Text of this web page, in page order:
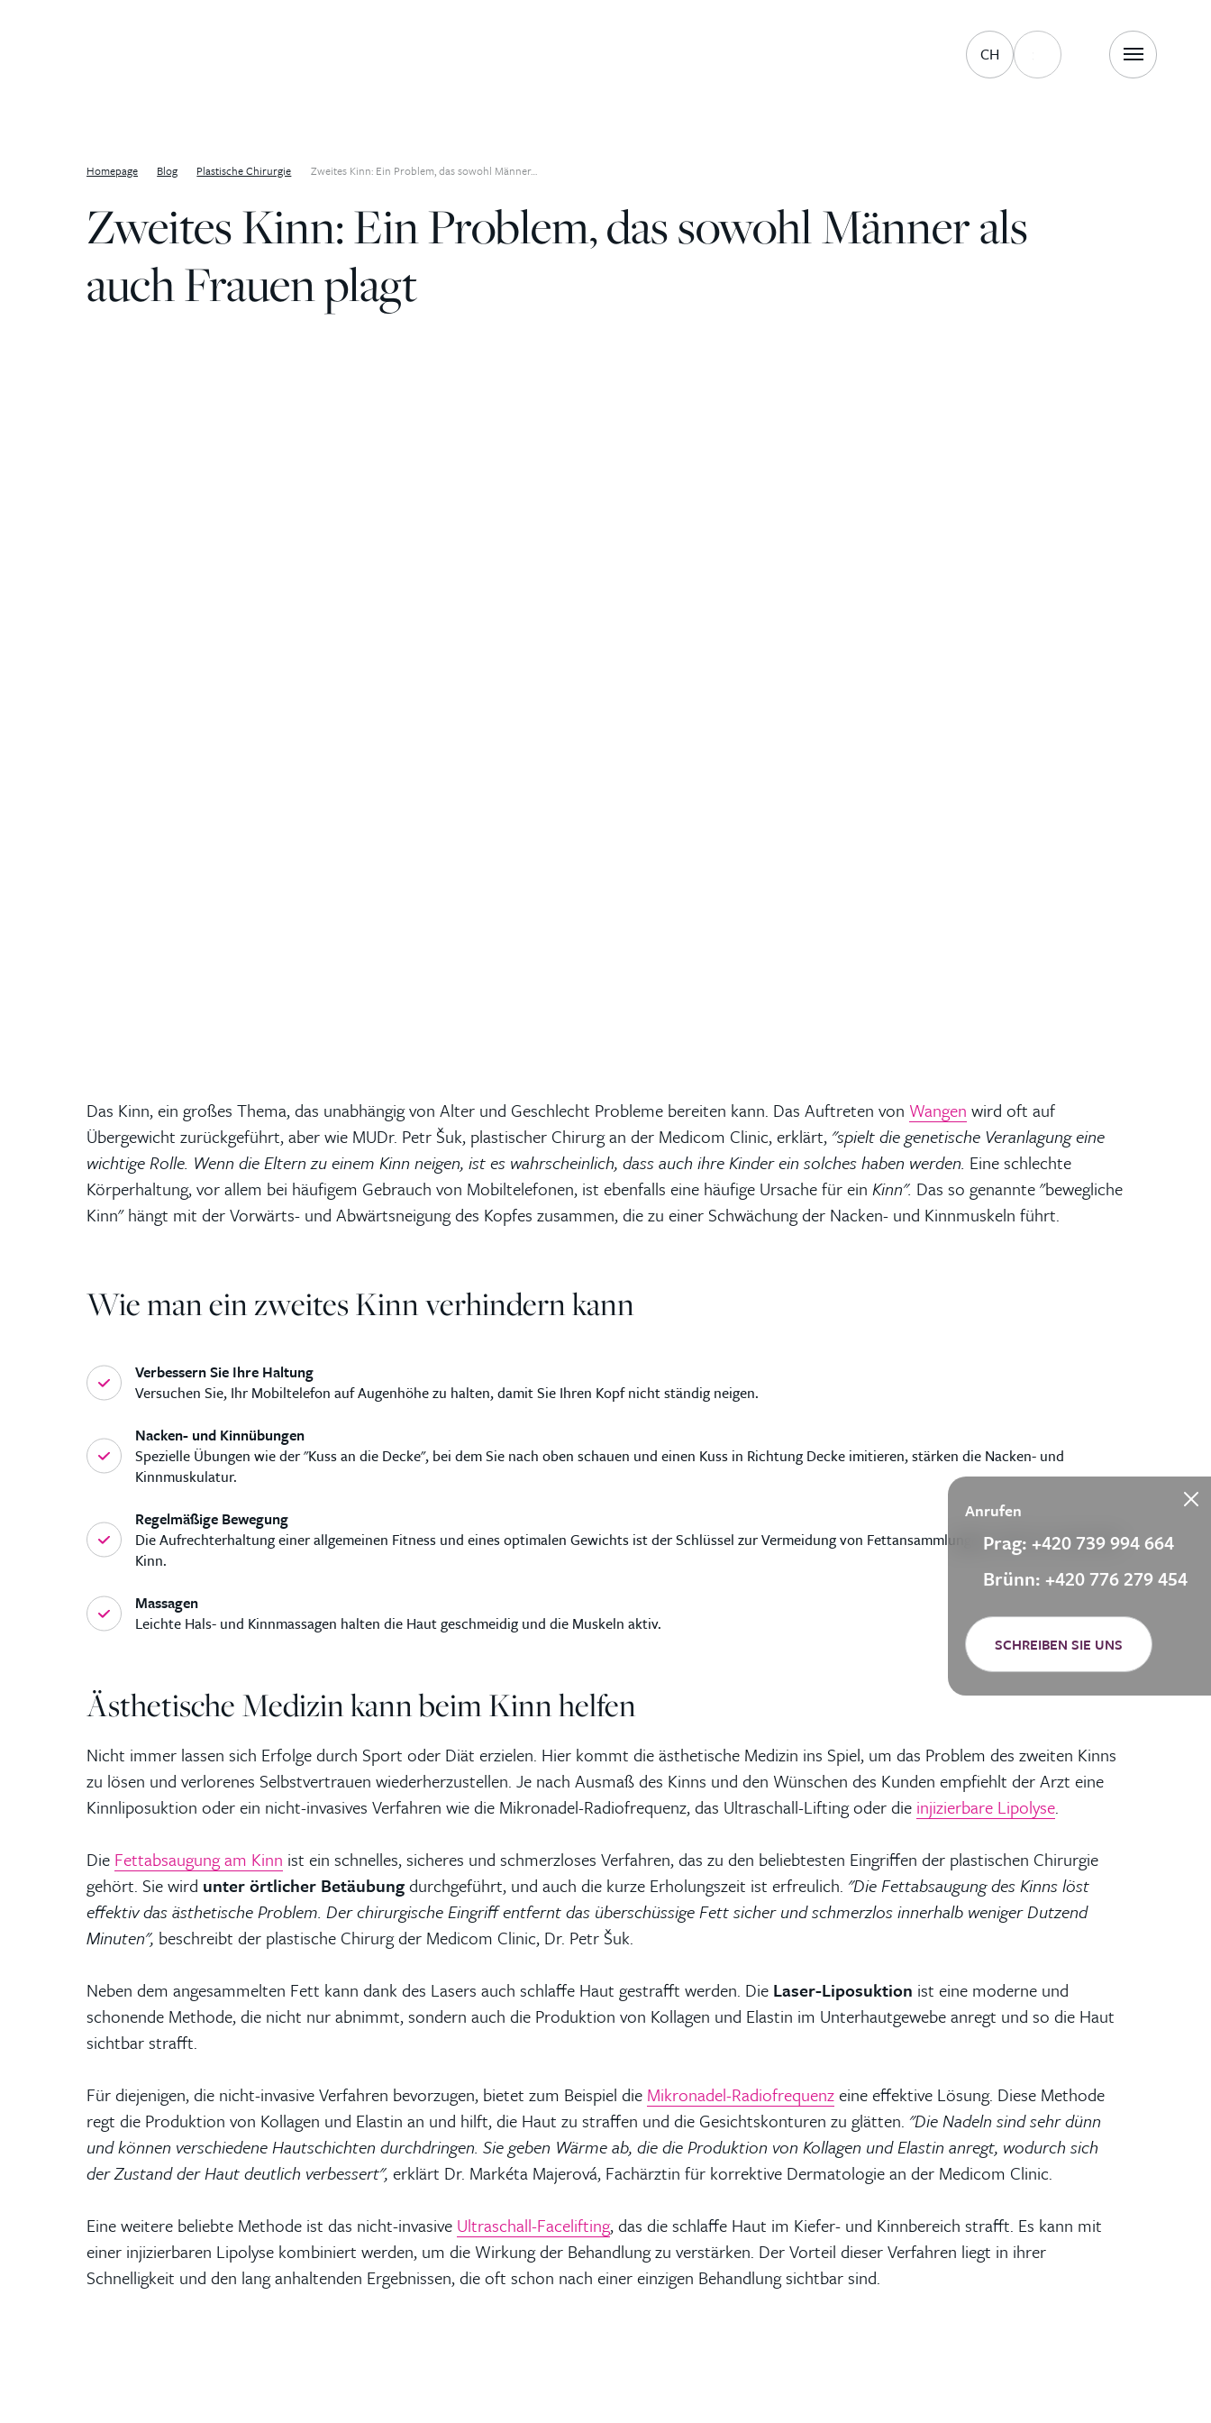
CH
Homepage Blog Plastische Chirurgie Zweites Kinn: Ein Problem, das sowohl Männer…
Zweites Kinn: Ein Problem, das sowohl Männer als
auch Frauen plagt
Das Kinn, ein großes Thema, das unabhängig von Alter und Geschlecht Probleme bereiten kann. Das Auftreten von Wangen wird oft auf
Übergewicht zurückgeführt, aber wie MUDr. Petr Šuk, plastischer Chirurg an der Medicom Clinic, erklärt,"spielt die genetische Veranlagung eine
wichtige Rolle. Wenn die Eltern zu einem Kinn neigen, ist es wahrscheinlich, dass auch ihre Kinder ein solches haben werden. Eine schlechte
Körperhaltung, vor allem bei häufigem Gebrauch von Mobiltelefonen, ist ebenfalls eine häufige Ursache für ein Kinn". Das so genannte "bewegliche
Kinn" hängt mit der Vorwärts- und Abwärtsneigung des Kopfes zusammen, die zu einer Schwächung der Nacken- und Kinnmuskeln führt.
Wie man ein zweites Kinn verhindern kann
Verbessern Sie Ihre Haltung
Versuchen Sie, Ihr Mobiltelefon auf Augenhöhe zu halten, damit Sie Ihren Kopf nicht ständig neigen.
Nacken- und Kinnübungen
Spezielle Übungen wie der "Kuss an die Decke", bei dem Sie nach oben schauen und einen Kuss in Richtung Decke imitieren, stärken die Nacken- und
Kinnmuskulatur.
Regelmäßige Bewegung
Die Aufrechterhaltung einer allgemeinen Fitness und eines optimalen Gewichts ist der Schlüssel zur Vermeidung von Fettansammlungen, nicht nur unter dem
Kinn.
Massagen
Leichte Hals- und Kinnmassagen halten die Haut geschmeidig und die Muskeln aktiv.
Ästhetische Medizin kann beim Kinn helfen
Nicht immer lassen sich Erfolge durch Sport oder Diät erzielen. Hier kommt die ästhetische Medizin ins Spiel, um das Problem des zweiten Kinns
zu lösen und verlorenes Selbstvertrauen wiederherzustellen. Je nach Ausmaß des Kinns und den Wünschen des Kunden empfiehlt der Arzt eine
Kinnliposuktion oder ein nicht-invasives Verfahren wie die Mikronadel-Radiofrequenz, das Ultraschall-Lifting oder die injizierbare Lipolyse.
Die Fettabsaugung am Kinn ist ein schnelles, sicheres und schmerzloses Verfahren, das zu den beliebtesten Eingriffen der plastischen Chirurgie
gehört. Sie wird unter örtlicher Betäubungdurchgeführt, und auch die kurze Erholungszeit ist erfreulich. "Die Fettabsaugung des Kinns löst
effektiv das ästhetische Problem. Der chirurgische Eingriff entfernt das überschüssige Fett sicher und schmerzlos innerhalb weniger Dutzend
Minuten", beschreibt der plastische Chirurg der Medicom Clinic, Dr. Petr Šuk.
Neben dem angesammelten Fett kann dank des Lasers auch schlaffe Haut gestrafft werden. Die Laser-Liposuktion ist eine moderne und
schonende Methode, die nicht nur abnimmt, sondern auch die Produktion von Kollagen und Elastin im Unterhautgewebe anregt und so die Haut
sichtbar strafft.
Für diejenigen, die nicht-invasive Verfahren bevorzugen, bietet zum Beispiel die Mikronadel-Radiofrequenzeine effektive Lösung. Diese Methode
regt die Produktion von Kollagen und Elastin an und hilft, die Haut zu straffen und die Gesichtskonturen zu glätten. "Die Nadeln sind sehr dünn
und können verschiedene Hautschichten durchdringen. Sie geben Wärme ab, die die Produktion von Kollagen und Elastin anregt, wodurch sich
der Zustand der Haut deutlich verbessert", erklärt Dr. Markéta Majerová, Fachärztin für korrektive Dermatologie an der Medicom Clinic.
Eine weitere beliebte Methode ist das nicht-invasive Ultraschall-Facelifting, das die schlaffe Haut im Kiefer- und Kinnbereich strafft. Es kann mit
einer injizierbaren Lipolyse kombiniert werden, um die Wirkung der Behandlung zu verstärken. Der Vorteil dieser Verfahren liegt in ihrer
Schnelligkeit und den lang anhaltenden Ergebnissen, die oft schon nach einer einzigen Behandlung sichtbar sind.
Anrufen
Prag: +420 739 994 664
Brünn: +420 776 279 454
SCHREIBEN SIE UNS